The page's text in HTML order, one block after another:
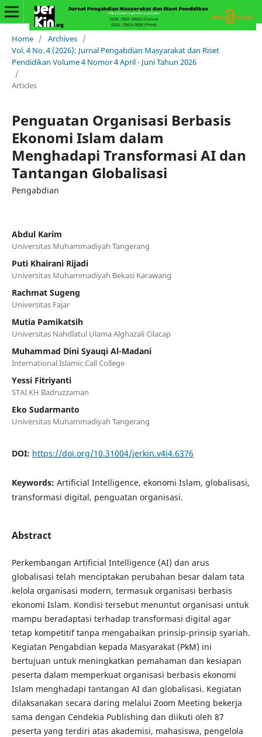
Home / Archives /
Vol. 4 No. 4 (2026): Jurnal Pengabdian Masyarakat dan Riset
Pendidikan Volume 4 Nomor 4 April - Juni Tahun 2026
/
Articles
Penguatan Organisasi Berbasis
Ekonomi Islam dalam
Menghadapi Transformasi AI dan
Tantangan Globalisasi
Pengabdian
Abdul Karim
Universitas Muhammadiyah Tangerang
Puti Khairani Rijadi
Universitas Muhammadiyah Bekasi Karawang
Rachmat Sugeng
Universitas Fajar
Mutia Pamikatsih
Universitas Nahdlatul Ulama Alghazali Cilacap
Muhammad Dini Syauqi Al-Madani
International Islamic Call College
Yessi Fitriyanti
STAI KH Badruzzaman
Eko Sudarmanto
Universitas Muhammadiyah Tangerang
DOI: https://doi.org/10.31004/jerkin.v4i4.6376
Keywords: Artificial Intelligence, ekonomi Islam, globalisasi,
transformasi digital, penguatan organisasi.
Abstract
Perkembangan Artificial Intelligence (AI) dan arus
globalisasi telah menciptakan perubahan besar dalam tata
kelola organisasi modern, termasuk organisasi berbasis
ekonomi Islam. Kondisi tersebut menuntut organisasi untuk
mampu beradaptasi terhadap transformasi digital agar
tetap kompetitif tanpa mengabaikan prinsip-prinsip syariah.
Kegiatan Pengabdian kepada Masyarakat (PkM) ini
bertujuan untuk meningkatkan pemahaman dan kesiapan
peserta dalam memperkuat organisasi berbasis ekonomi
Islam menghadapi tantangan AI dan globalisasi. Kegiatan
dilaksanakan secara daring melalui Zoom Meeting bekerja
sama dengan Cendekia Publishing dan diikuti oleh 87
peserta yang terdiri atas akademisi, mahasiswa, pengelola